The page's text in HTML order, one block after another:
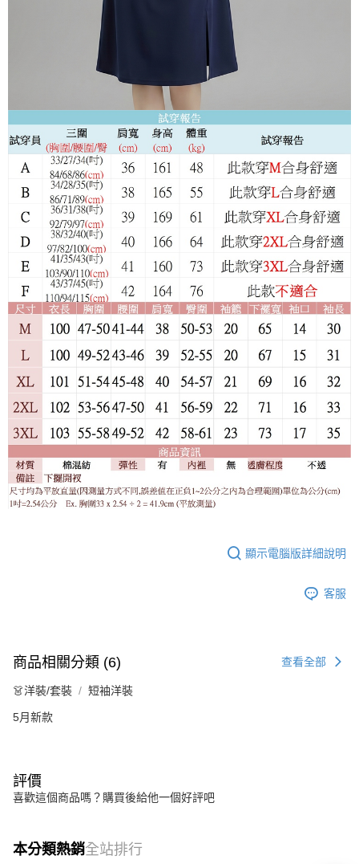
顯示電腦版詳細說明
客服
商品相關分類 (6) 查看全部
👗洋裝/套裝 短袖洋裝
5月新款
評價
喜歡這個商品嗎？購買後給他一個好評吧
本分類熱銷全站排行